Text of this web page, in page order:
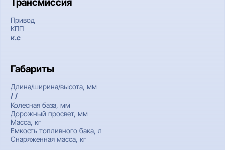
Привод
КПП
к.c
Габариты
Длина/ширина/высота, мм
/ /
Колесная база, мм
Дорожный просвет, мм
Масса, кг
Емкость топливного бака, л
Снаряженная масса, кг